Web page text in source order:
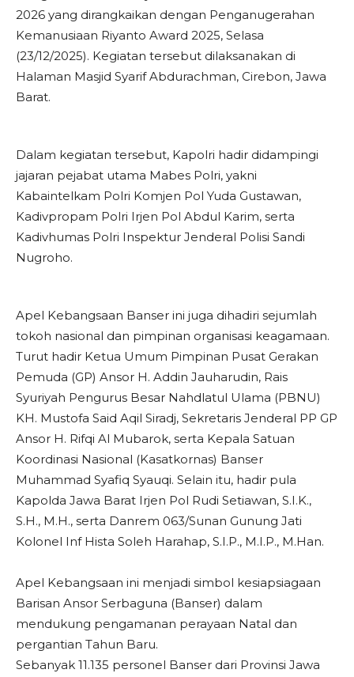
2026 yang dirangkaikan dengan Penganugerahan
Kemanusiaan Riyanto Award 2025, Selasa
(23/12/2025). Kegiatan tersebut dilaksanakan di
Halaman Masjid Syarif Abdurachman, Cirebon, Jawa
Barat.
Dalam kegiatan tersebut, Kapolri hadir didampingi
jajaran pejabat utama Mabes Polri, yakni
Kabaintelkam Polri Komjen Pol Yuda Gustawan,
Kadivpropam Polri Irjen Pol Abdul Karim, serta
Kadivhumas Polri Inspektur Jenderal Polisi Sandi
Nugroho.
Apel Kebangsaan Banser ini juga dihadiri sejumlah
tokoh nasional dan pimpinan organisasi keagamaan.
Turut hadir Ketua Umum Pimpinan Pusat Gerakan
Pemuda (GP) Ansor H. Addin Jauharudin, Rais
Syuriyah Pengurus Besar Nahdlatul Ulama (PBNU)
KH. Mustofa Said Aqil Siradj, Sekretaris Jenderal PP GP
Ansor H. Rifqi Al Mubarok, serta Kepala Satuan
Koordinasi Nasional (Kasatkornas) Banser
Muhammad Syafiq Syauqi. Selain itu, hadir pula
Kapolda Jawa Barat Irjen Pol Rudi Setiawan, S.I.K.,
S.H., M.H., serta Danrem 063/Sunan Gunung Jati
Kolonel Inf Hista Soleh Harahap, S.I.P., M.I.P., M.Han.
Apel Kebangsaan ini menjadi simbol kesiapsiagaan
Barisan Ansor Serbaguna (Banser) dalam
mendukung pengamanan perayaan Natal dan
pergantian Tahun Baru.
Sebanyak 11.135 personel Banser dari Provinsi Jawa